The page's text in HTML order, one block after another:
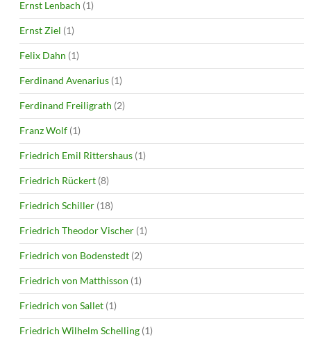
Ernst Lenbach (1)
Ernst Ziel (1)
Felix Dahn (1)
Ferdinand Avenarius (1)
Ferdinand Freiligrath (2)
Franz Wolf (1)
Friedrich Emil Rittershaus (1)
Friedrich Rückert (8)
Friedrich Schiller (18)
Friedrich Theodor Vischer (1)
Friedrich von Bodenstedt (2)
Friedrich von Matthisson (1)
Friedrich von Sallet (1)
Friedrich Wilhelm Schelling (1)